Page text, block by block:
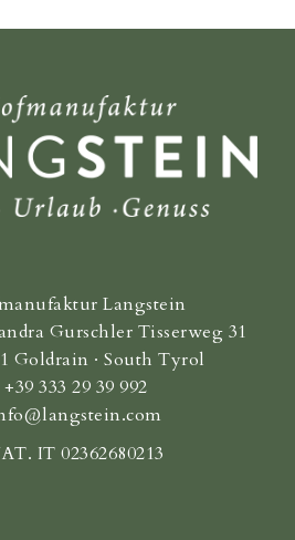
Langstein
Gurschler Tisserweg 31
Goldrain · South Tyrol
+39 333 29 39 992
IT 02362680213